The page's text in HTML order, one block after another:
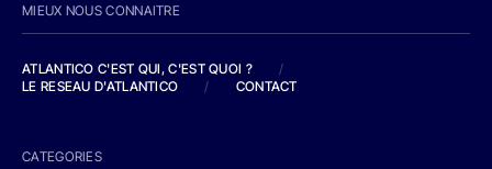
MIEUX NOUS CONNAITRE
ATLANTICO C'EST QUI, C'EST QUOI ?
/
LE RESEAU D'ATLANTICO
/ CONTACT
CATEGORIES